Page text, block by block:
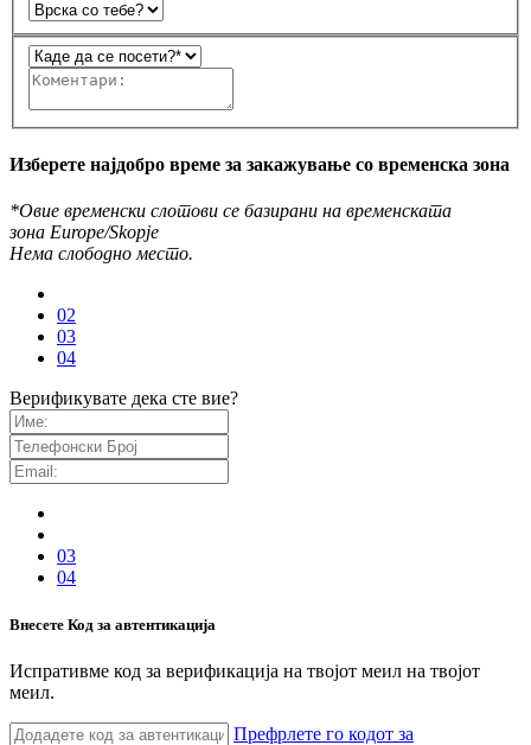
Изберете најдобро време за закажување со временска зона
*Овие временски слотови се базирани на временската
зона Europe/Skopje
Нема слободно место.
02
03
04
Верификувате дека сте вие?
03
04
Внесете Код за автентикација
Испративме код за верификација на твојот меил на твојот
меил.
Префрлете го кодот за